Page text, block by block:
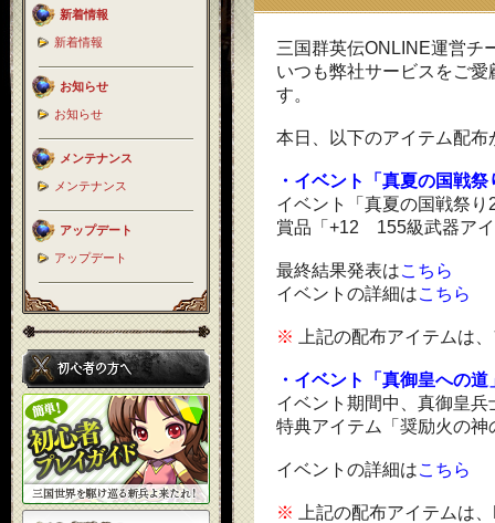
新着情報
新着情報
お知らせ
お知らせ
メンテナンス
メンテナンス
アップデート
アップデート
三国群英伝ONLINE運営チ
いつも弊社サービスをご
す。
本日、以下のアイテム配
・イベント「真夏の国戦
イベント「真夏の国戦祭
賞品「+12 155級武器ア
最終結果発表はこちら
イベントの詳細はこちら
※ 上記の配布アイテムは
・イベント「真御皇への
イベント期間中、真御皇
特典アイテム「奨励火の
イベントの詳細はこちら
※
上記の配布アイテムは